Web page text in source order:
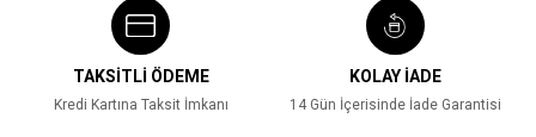
TAKSİTLİ ÖDEME
Kredi Kartına Taksit İmkanı
KOLAY İADE
14 Gün İçerisinde İade Garantisi